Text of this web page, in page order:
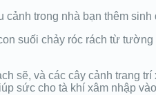
trong nhà bạn thêm
suối chảy róc rách từ
sẽ, và các cây cảnh trang
sức cho tà khí xâm nhập